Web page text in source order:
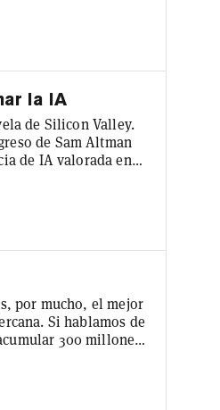
varias rondas de
la IA
de Silicon Valley.
de Sam Altman
de IA valorada en
millones en
por mucho, el mejor
Si hablamos de
300 millones
apenas